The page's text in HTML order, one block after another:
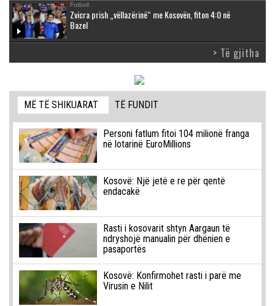
Futboll
Zvicra prish „vëllazërinë“ me Kosovën, fiton 4:0 në
Bazel
> Të gjitha
MË TË SHIKUARAT TË FUNDIT
Personi fatlum fitoi 104 milionë franga
në lotarinë EuroMillions
Kosovë: Një jetë e re për qentë
endacakë
Rasti i kosovarit shtyn Aargaun të
ndryshojë manualin për dhënien e
pasaportës
Kosovë: Konfirmohet rasti i parë me
Virusin e Nilit